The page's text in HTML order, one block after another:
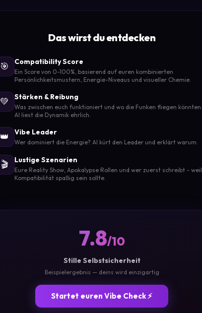
Das wirst du entdecken
🎯 Compatibility Score
Ein Score von 0-100%, basierend auf euren kombinierten
Persönlichkeitsmustern, Energie-Niveaus und visueller Chemie.
💚 Stärken & Reibung
Was zwischen euch funktioniert und wo die Funken fliegen könnten.
AI liest die Dynamik ehrlich.
👑 Vibe Leader
Wer dominiert die Energie? AI kürt den Leader und erklärt warum.
🎬 Lustige Szenarien
Eure Reality Show, Apokalypse Rollen und wer zuerst schreibt - weil
Kompatibilität spaßig sein sollte.
7.8/10
Stille Selbstsicherheit
Beispielergebnis — deins wird einzigartig
Startet euren Vibe Check ⚡